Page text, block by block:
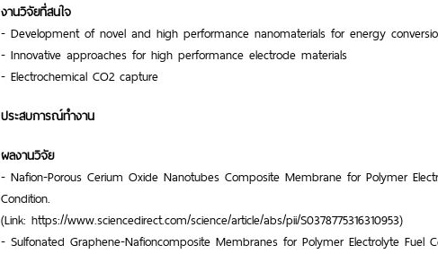
งานวิจัยที่สนใจ
- Development of novel and high performance nanomaterials for energy
- Innovative approaches for high performance electrode materials
- Electrochemical CO2 capture
ประสบการณ์ทำงาน
ผลงานวิจัย
- Nafion-Porous Cerium Oxide Nanotubes Composite Membrane for Polymer
Condition.
(Link: https://www.sciencedirect.com/science/article/abs/pii/S0378775316310953)
- Sulfonated Graphene-Nafioncomposite Membranes for Polymer Electrolyte Fuel